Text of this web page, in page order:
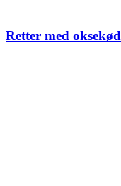
Retter med oksekød